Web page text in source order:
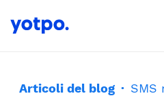
Articoli del blog · SMS